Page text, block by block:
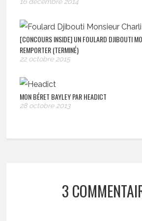
16 décembre 2014
[CONCOURS INSIDE] UN FOULARD DJIBOUTI
REMPORTER (TERMINÉ)
22 octobre 2015
MON BÉRET BAYLEY PAR HEADICT
28 octobre 2013
3